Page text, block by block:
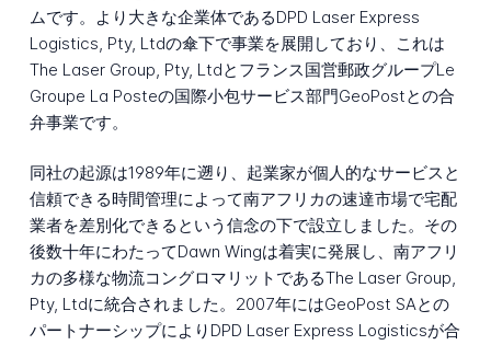
ムです。より大きな企業体であるDPD Laser Express
Logistics, Pty, Ltdの傘下で事業を展開しており、これは
The Laser Group, Pty, Ltdとフランス国営郵政グループLe
Groupe La Posteの国際小包サービス部門GeoPostとの合
弁事業です。
同社の起源は1989年に遡り、起業家が個人的なサービスと
信頼できる時間管理によって南アフリカの速達市場で宅配
業者を差別化できるという信念の下で設立しました。その
後数十年にわたってDawn Wingは着実に発展し、南アフリ
カの多様な物流コングロマリットであるThe Laser Group,
Pty, Ltdに統合されました。2007年にはGeoPost SAとの
パートナーシップによりDPD Laser Express Logisticsが合